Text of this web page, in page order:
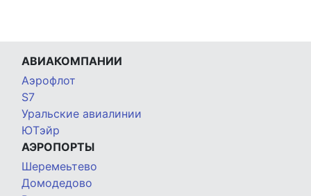
АВИАКОМПАНИИ
Аэрофлот
S7
Уральские авиалинии
ЮТэйр
АЭРОПОРТЫ
Шеремеьтево
Домодедово